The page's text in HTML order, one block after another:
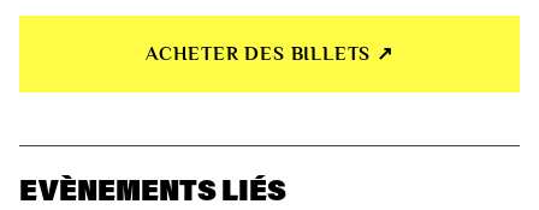
ACHETER DES BILLETS ↗︎
EVÈNEMENTS LIÉS